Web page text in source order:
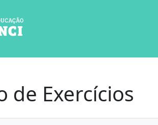
de Exercícios